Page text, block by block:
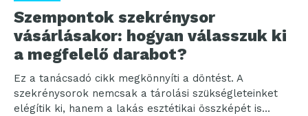
Szempontok szekrénysor
vásárlásakor: hogyan válasszuk ki
a megfelelő darabot?
Ez a tanácsadó cikk megkönnyíti a döntést. A
szekrénysorok nemcsak a tárolási szükségleteinket
elégítik ki, hanem a lakás esztétikai összképét is